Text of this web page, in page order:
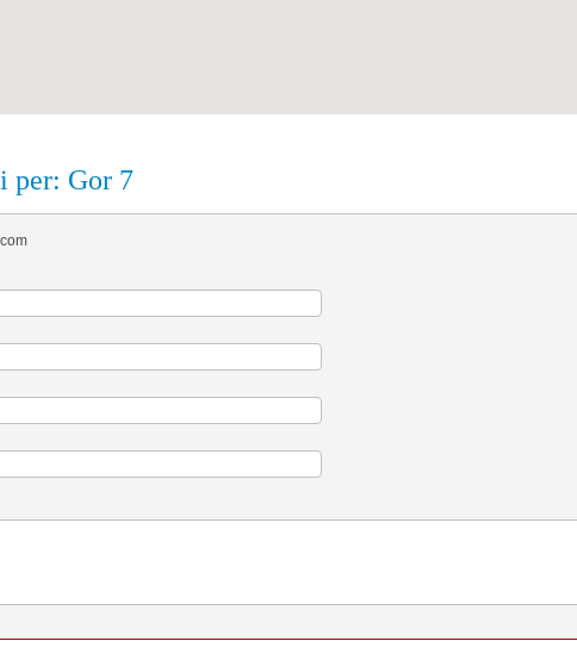
per: Gor 7